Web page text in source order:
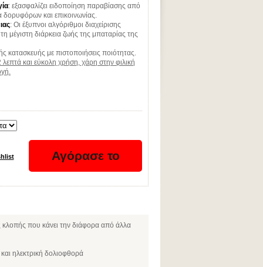
: εξασφαλίζει ειδοποίηση παραβίασης από
και επικοινωνίας.
: Οι έξυπνοι αλγόριθμοι διαχείρισης
μέγιστη διάρκεια ζωής της μπαταρίας της
κατασκευής με πιστοποιήσεις ποιότητας.
και εύκολη χρήση, χάρη στην φιλική
κλοπής που κάνει την διάφορα από άλλα
ηλεκτρική δολιοφθορά